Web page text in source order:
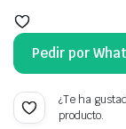
Pedir por
¿Te ha
producto.